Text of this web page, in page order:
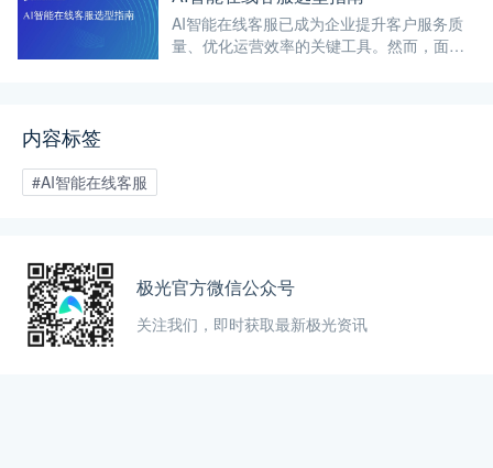
AI智能在线客服已成为企业提升客户服务质
量、优化运营效率的关键工具。然而，面对
内容标签
#AI智能在线客服
极光官方微信公众号
关注我们，即时获取最新极光资讯